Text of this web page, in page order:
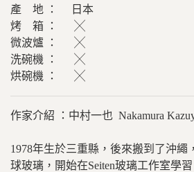
產 地 ： 日本
烤 箱 ： ╳
微波爐 ： ╳
洗碗機 ： ╳
烘碗機 ： ╳
作家介紹 ：中村一也 Nakamura
1978年生於三重縣，後來搬到了沖繩
球玻璃，開始在Seiten玻璃工作室學